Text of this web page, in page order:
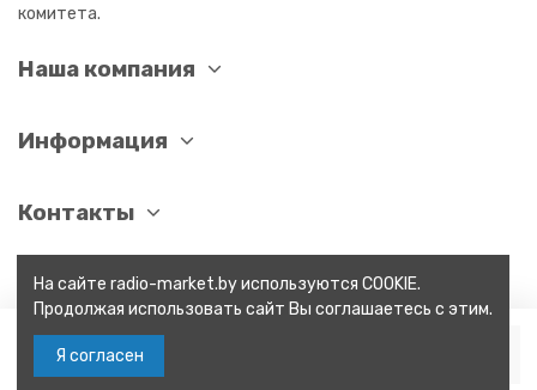
Наша компания
Информация
Контакты
комитета.
На сайте radio-market.by используются COOKIE.
Продолжая использовать сайт Вы соглашаетесь с этим.
Я согласен